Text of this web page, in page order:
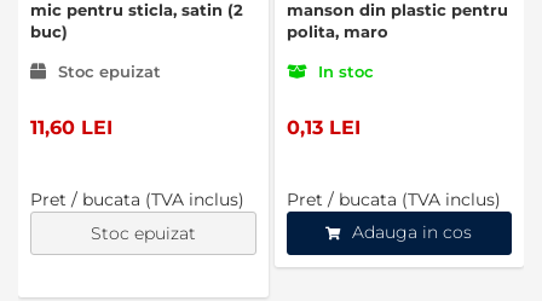
mic pentru sticla, satin (2
buc)
Stoc epuizat
11,60 LEI
Pret / bucata (TVA inclus)
Stoc epuizat
manson din plastic pentru
polita, maro
In stoc
0,13 LEI
Pret / bucata (TVA inclus)
Adauga in cos